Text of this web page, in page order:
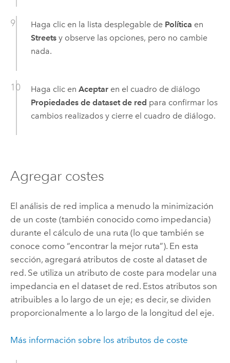
Haga clic en la lista desplegable de Política en
Streetsy observe las opciones, pero no cambie
nada.
Haga clic en Aceptaren el cuadro de diálogo
Propiedades de dataset de red para confirmar los
cambios realizados y cierre el cuadro de diálogo.
Agregar costes
El análisis de red implica a menudo la minimización
de un coste (también conocido como impedancia)
durante el cálculo de una ruta (lo que también se
conoce como “encontrar la mejor ruta”). En esta
sección, agregará atributos de coste al dataset de
red. Se utiliza un atributo de coste para modelar una
impedancia en el dataset de red. Estos atributos son
atribuibles a lo largo de un eje; es decir, se dividen
proporcionalmente a lo largo de la longitud del eje.
Más información sobre los atributos de coste